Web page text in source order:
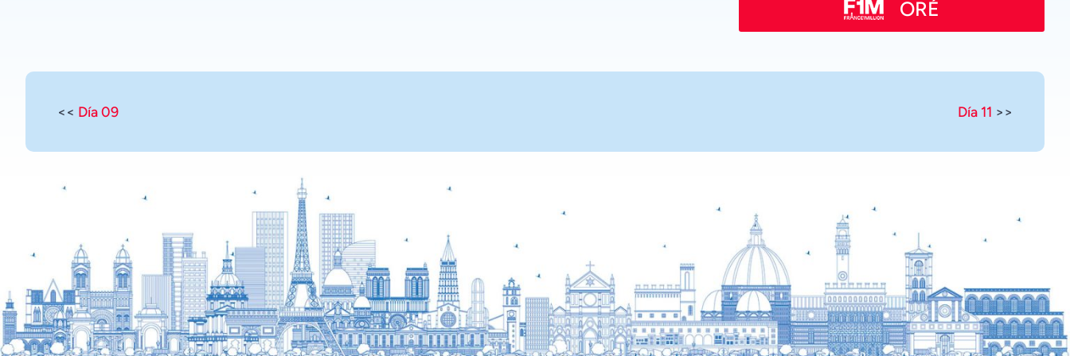
ORÉ
<< Día 09 Día 11 >>
Italian
Japanese
Kannada
Khmer
Korean
Romanian
Russian